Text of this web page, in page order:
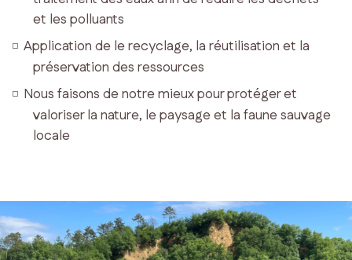
CONTACT
RÉSERVER
et les polluants
Application de le recyclage, la réutilisation et la
préservation des ressources
Nous faisons de notre mieux pour protéger et
valoriser la nature, le paysage et la faune sauvage
locale